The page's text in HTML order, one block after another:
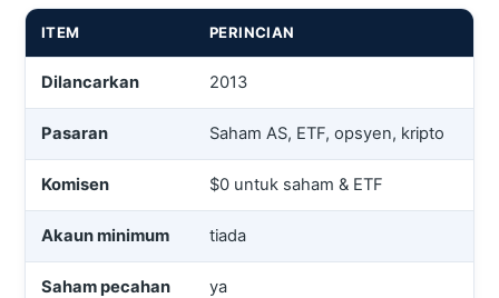
ITEM PERINCIAN
Dilancarkan 2013
Pasaran Saham AS, ETF, opsyen, kripto
Komisen $0 untuk saham & ETF
Akaun minimum tiada
Saham pecahan ya